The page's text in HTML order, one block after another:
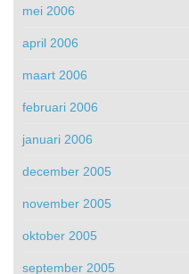
mei 2006
april 2006
maart 2006
februari 2006
januari 2006
december 2005
november 2005
oktober 2005
september 2005